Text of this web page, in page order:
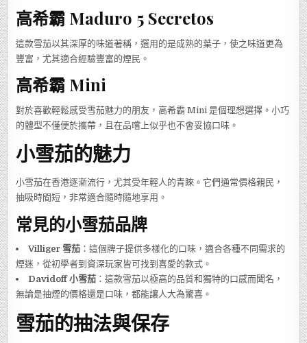
高希霸 Maduro 5 Secretos
這款雪茄以其深厚的味道著稱，選用的是成熟的葉子，使之味道更為
豐富，尤其適合經驗豐富的煙民。
高希霸 Mini
對於喜歡輕鬆感受雪茄魅力的朋友，高希霸 Mini 是個理想選擇。小巧
的體型不僅便於攜帶，且在品嚐上似乎也不會妥協口味。
小雪茄的魅力
小雪茄在香港逐漸流行，尤其受年輕人的青睞。它們通常價格親民，
抽吸時間短，非常適合隨時隨地享用。
常見的小雪茄品牌
Villiger 雪茄 ：這個牌子提供多樣化的口味，適合各種不同需求的
煙迷，從初學者到資深玩家皆可找到喜愛的款式。
Davidoff 小雪茄 ：這款雪茄以極高的品質和獨特的口感而聞名，
無論是抽煙的價格還是口味，都能讓人大為驚喜。
雪茄的抽法與保存